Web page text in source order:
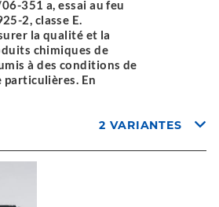
351 a, essai au feu
2, classe E.
la qualité et la
chimiques de
à des conditions de
En
2 VARIANTES